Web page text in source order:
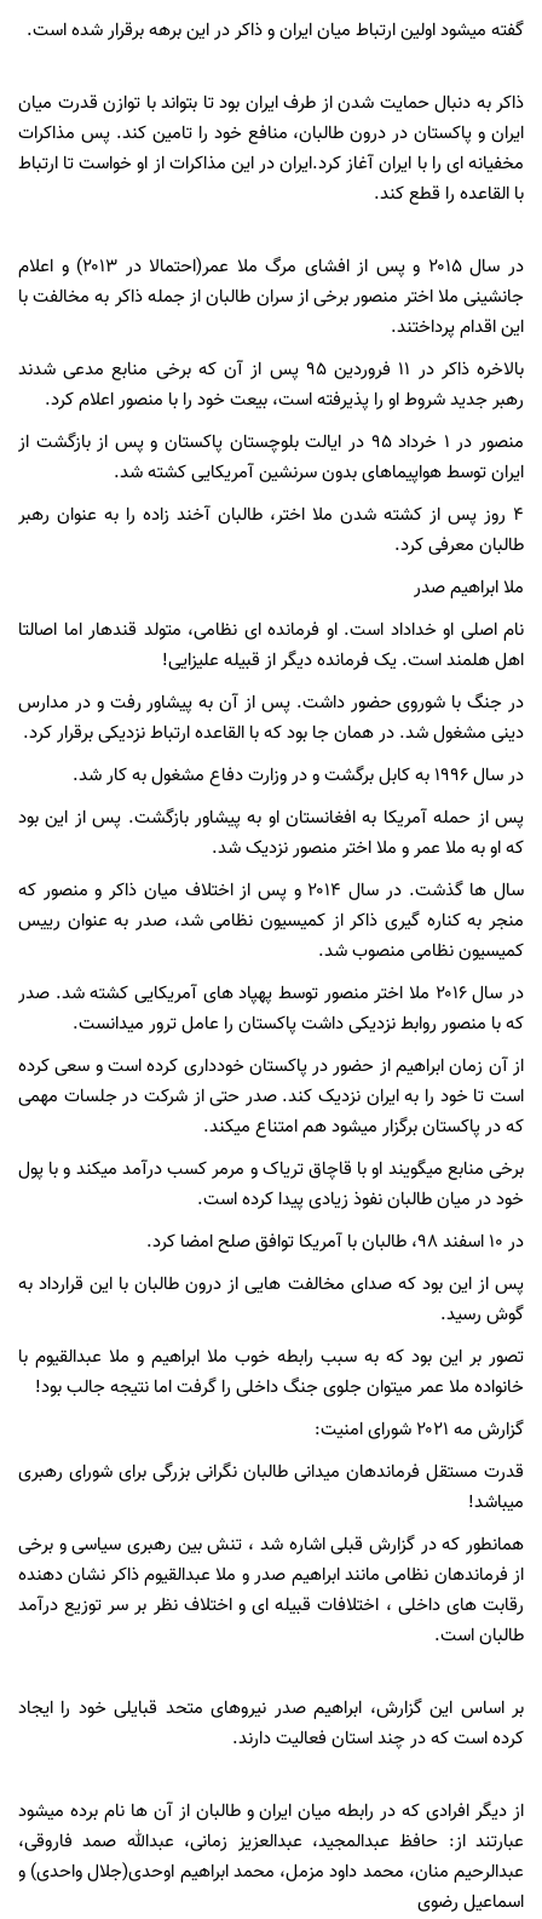
گفته میشود اولین ارتباط میان ایران و ذاکر در این برهه برقرار شده است.
ذاکر به دنبال حمایت شدن از طرف ایران بود تا بتواند با توازن قدرت میان
ایران و پاکستان در درون طالبان، منافع خود را تامین کند. پس مذاکرات
مخفیانه ای را با ایران آغاز کرد.ایران در این مذاکرات از او خواست تا ارتباط
با القاعده را قطع کند.
در سال ۲۰۱۵ و پس از افشای مرگ ملا عمر(احتمالا در ۲۰۱۳) و اعلام
جانشینی ملا اختر منصور برخی از سران طالبان از جمله ذاکر به مخالفت با
این اقدام پرداختند.
بالاخره ذاکر در ۱۱ فروردین ۹۵ پس از آن که برخی منابع مدعی شدند
رهبر جدید شروط او را پذیرفته است، بیعت خود را با منصور اعلام کرد.
منصور در ۱ خرداد ۹۵ در ایالت بلوچستان پاکستان و پس از بازگشت از
ایران توسط هواپیماهای بدون سرنشین آمریکایی کشته شد.
۴ روز پس از کشته شدن ملا اختر، طالبان آخند زاده را به عنوان رهبر
طالبان معرفی کرد.
ملا ابراهیم صدر
نام اصلی او خداداد است. او فرمانده ای نظامی، متولد قندهار اما اصالتا
اهل هلمند است. یک فرمانده دیگر از قبیله علیزایی!
در جنگ با شوروی حضور داشت. پس از آن به پیشاور رفت و در مدارس
دینی مشغول شد. در همان جا بود که با القاعده ارتباط نزدیکی برقرار کرد.
در سال ۱۹۹۶ به کابل برگشت و در وزارت دفاع مشغول به کار شد.
پس از حمله آمریکا به افغانستان او به پیشاور بازگشت. پس از این بود
که او به ملا عمر و ملا اختر منصور نزدیک شد.
سال ها گذشت. در سال ۲۰۱۴ و پس از اختلاف میان ذاکر و منصور که
منجر به کناره گیری ذاکر از کمیسیون نظامی شد، صدر به عنوان رییس
کمیسیون نظامی منصوب شد.
در سال ۲۰۱۶ ملا اختر منصور توسط پهپاد های آمریکایی کشته شد. صدر
که با منصور روابط نزدیکی داشت پاکستان را عامل ترور میدانست.
از آن زمان ابراهیم از حضور در پاکستان خودداری کرده است و سعی کرده
است تا خود را به ایران نزدیک کند. صدر حتی از شرکت در جلسات مهمی
که در پاکستان برگزار میشود هم امتناع میکند.
برخی منابع میگویند او با قاچاق تریاک و مرمر کسب درآمد میکند و با پول
خود در میان طالبان نفوذ زیادی پیدا کرده است.
در ۱۰ اسفند ۹۸، طالبان با آمریکا توافق صلح امضا کرد.
پس از این بود که صدای مخالفت هایی از درون طالبان با این قرارداد به
گوش رسید.
تصور بر این بود که به سبب رابطه خوب ملا ابراهیم و ملا عبدالقیوم با
خانواده ملا عمر میتوان جلوی جنگ داخلی را گرفت اما نتیجه جالب بود!
گزارش مه ۲۰۲۱ شورای امنیت:
قدرت مستقل فرماندهان میدانی طالبان نگرانی بزرگی برای شورای رهبری
میباشد!
همانطور که در گزارش قبلی اشاره شد ، تنش بین رهبری سیاسی و برخی
از فرماندهان نظامی مانند ابراهیم صدر و ملا عبدالقیوم ذاکر نشان دهنده
رقابت های داخلی ، اختلافات قبیله ای و اختلاف نظر بر سر توزیع درآمد
طالبان است.
بر اساس این گزارش، ابراهیم صدر نیروهای متحد قبایلی خود را ایجاد
کرده است که در چند استان فعالیت دارند.
از دیگر افرادی که در رابطه میان ایران و طالبان از آن ها نام برده میشود
عبارتند از: حافظ عبدالمجید، عبدالعزیز زمانی، عبدالله صمد فاروقی،
عبدالرحیم منان، محمد داود مزمل، محمد ابراهیم اوحدی(جلال واحدی) و
اسماعیل رضوی